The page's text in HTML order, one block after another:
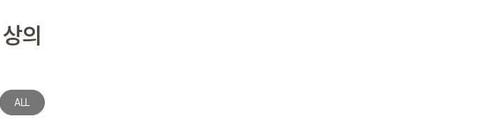
상의
ALL